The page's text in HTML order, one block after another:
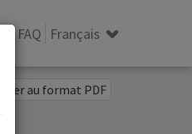
FAQ Français
au format PDF